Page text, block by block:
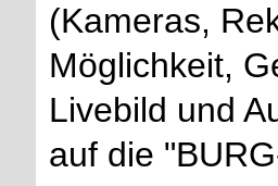
(Kameras,
Möglichkeit,
Livebild und
auf die